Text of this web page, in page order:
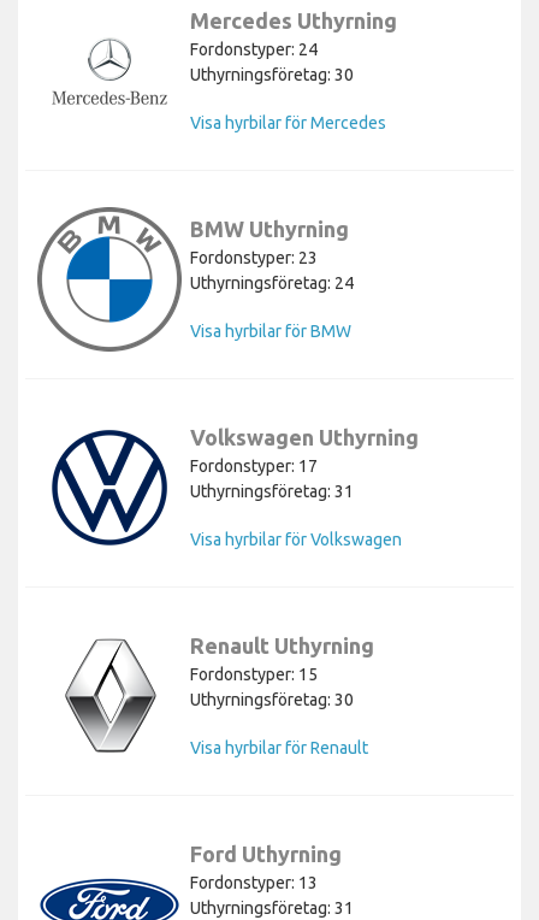
Mercedes Uthyrning
Fordonstyper: 24
Uthyrningsföretag: 30
Visa hyrbilar för Mercedes
BMW Uthyrning
Fordonstyper: 23
Uthyrningsföretag: 24
Visa hyrbilar för BMW
Volkswagen Uthyrning
Fordonstyper: 17
Uthyrningsföretag: 31
Visa hyrbilar för Volkswagen
Renault Uthyrning
Fordonstyper: 15
Uthyrningsföretag: 30
Visa hyrbilar för Renault
Ford Uthyrning
Fordonstyper: 13
Uthyrningsföretag: 31